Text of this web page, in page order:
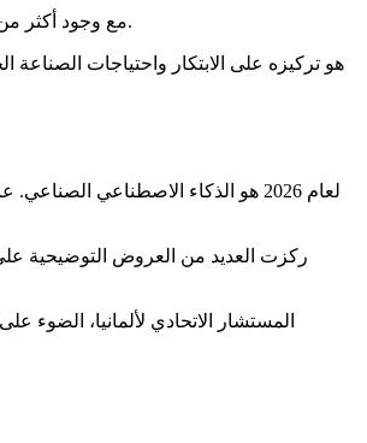
مع وجود أكثر من 3000 عارض، و1600 متحدث، وأكثر من 123,000 زائر، يوفر الحدث بيئة واسعة النطاق لاستكشاف تقنيات جديدة وتبادل الأفكار. يسافر الزوار من أكثر من 150 دولة.
كان الموضوع المركزي في معرض Hannover Messe لعام 2026 هو الذكاء الاصطناعي الصناعي. عبر أرض المعرض، سلطت الشركات الضوء على كيف يتم دمج الذكاء الاصطناعي عبر
ركزت العديد من العروض التوضيحية